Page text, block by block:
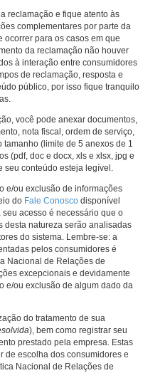
reclamação e fique atento às
complementares por parte da
ocorrer para os casos em que
da reclamação não houver
à interação entre consumidores
de reclamação, resposta e
público, por isso fique tranquilo
você pode anexar documentos,
nota fiscal, ordem de serviço,
tamanho (limite de 5 anexos de 1
(pdf, doc e docx, xls e xlsx, jpg e
seu conteúdo esteja legível.
e/ou exclusão de informações
do Fale Conosco disponível
acesso é necessário que o
desta natureza serão analisadas
do sistema. Lembre-se: a
pelos consumidores é
Nacional de Relações de
excepcionais e devidamente
e/ou exclusão de algum dado da
do tratamento de sua
), bem como registrar seu
prestado pela empresa. Estas
de escolha dos consumidores e
Nacional de Relações de